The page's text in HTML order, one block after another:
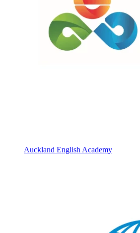
Auckland English Academy